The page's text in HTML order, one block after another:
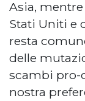
Asia,
Stati Uniti e
resta
delle
scambi pro-
nostra